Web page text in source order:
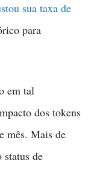
sua taxa de
para
em tal
dos tokens
mês. Mais de
status de